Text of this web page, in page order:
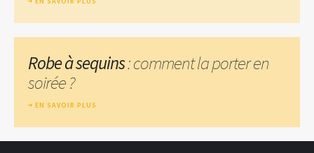
Robe à sequins: comment la porter en
soirée ?
EN SAVOIR PLUS